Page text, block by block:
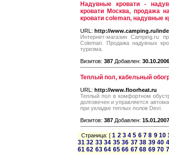
Надувные кровати -
кровати Москва, продажа
кровати coleman, надувные
URL: http://www.camping.ru/
Интернет-магазин Camping.ru
Coleman. Продажа надувных
туризма.
Визитов: 387 Добавлен: 30.10.2006
Теплый пол, кабельный
URL: http://www.floorheat.ru
Теплый пол в комфортном
долговечен и управляется
при укладке теплых полов Devi.
Визитов: 387 Добавлен: 15.01.2007
Страница: [1 2 3 4 5 6 7 8 9 10
31 32 33 34 35 36 37 38 39 40
61 62 63 64 65 66 67 68 69 70